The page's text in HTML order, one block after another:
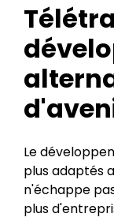
Le
plus adaptés
n'échappe
plus